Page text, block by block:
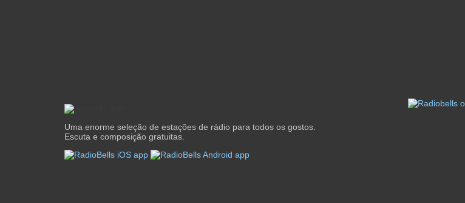
Uma enorme seleção de estações de rádio para todos os gostos.
Escuta e composição gratuitas.